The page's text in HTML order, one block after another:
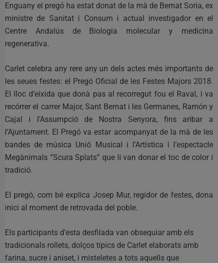
Enguany el pregó ha estat donat de la mà de Bernat Soria, ex
ministre de Sanitat i Consum i actual investigador en el
Centre Andalús de Biologia molecular y medicina
regenerativa.
Carlet celebra any rere any un dels actes més importants de
les seues festes: el Pregó Oficial de les Festes Majors 2018.
El lloc d’eixida que donà pas al recorregut fou el Raval, i va
recórrer el carrer Major, Sant Bernat i les Germanes, Ramón y
Cajal i l’Assumpció de Nostra Senyora, fins aribar a
l’Ajuntament. El Pregó va estar acompanyat de la mà de les
bandes de música Unió Musical i l’Artística i l’espectacle
Megànimals “Scura Splats” que li van donar el toc de color i
tradició.
El pregó, com bé explica Josep Mur, regidor de festes, dona
inici al moment de retrovada del poble.
Els participants d’esta desfilada van obsequiar amb els
tradicionals rollets, dolços típics de Carlet elaborats amb
farina, sucre i aniset, i misteletes a tots aquells que